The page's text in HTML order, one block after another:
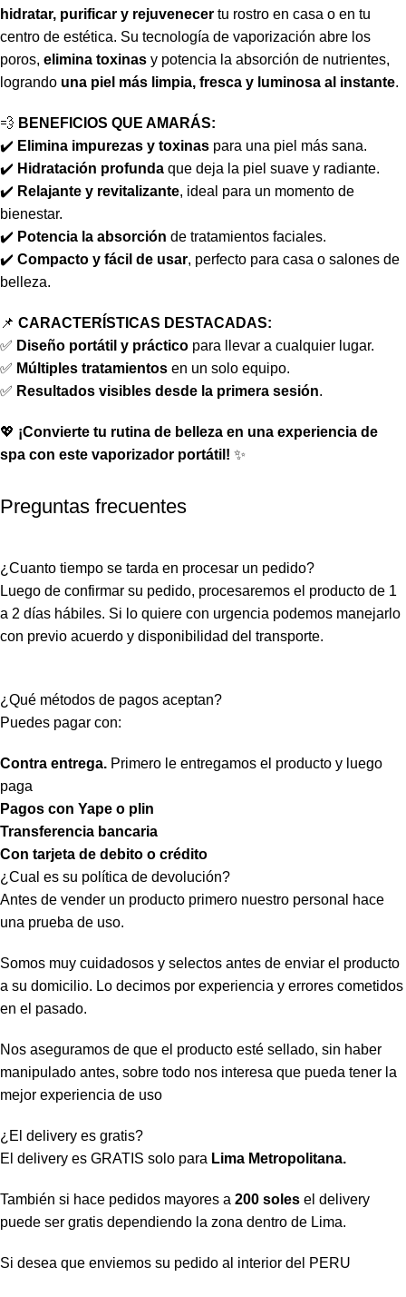
hidratar, purificar y rejuvenecer tu rostro en casa o en tu
centro de estética. Su tecnología de vaporización abre los
poros, elimina toxinas y potencia la absorción de nutrientes,
logrando una piel más limpia, fresca y luminosa al instante.
💨 BENEFICIOS QUE AMARÁS:
✔️ Elimina impurezas y toxinas para una piel más sana.
✔️ Hidratación profunda que deja la piel suave y radiante.
✔️ Relajante y revitalizante, ideal para un momento de
bienestar.
✔️ Potencia la absorción de tratamientos faciales.
✔️ Compacto y fácil de usar, perfecto para casa o salones de
belleza.
📌 CARACTERÍSTICAS DESTACADAS:
✅ Diseño portátil y práctico para llevar a cualquier lugar.
✅ Múltiples tratamientos en un solo equipo.
✅ Resultados visibles desde la primera sesión.
💖 ¡Convierte tu rutina de belleza en una experiencia de
spa con este vaporizador portátil! ✨
Preguntas frecuentes
¿Cuanto tiempo se tarda en procesar un pedido?
Luego de confirmar su pedido, procesaremos el producto de 1
a 2 días hábiles. Si lo quiere con urgencia podemos manejarlo
con previo acuerdo y disponibilidad del transporte.
¿Qué métodos de pagos aceptan?
Puedes pagar con:
Contra entrega. Primero le entregamos el producto y luego
paga
Pagos con Yape o plin
Transferencia bancaria
Con tarjeta de debito o crédito
¿Cual es su política de devolución?
Antes de vender un producto primero nuestro personal hace
una prueba de uso.
Somos muy cuidadosos y selectos antes de enviar el producto
a su domicilio. Lo decimos por experiencia y errores cometidos
en el pasado.
Nos aseguramos de que el producto esté sellado, sin haber
manipulado antes, sobre todo nos interesa que pueda tener la
mejor experiencia de uso
¿El delivery es gratis?
El delivery es GRATIS solo para Lima Metropolitana.
También si hace pedidos mayores a 200 soles el delivery
puede ser gratis dependiendo la zona dentro de Lima.
Si desea que enviemos su pedido al interior del PERU